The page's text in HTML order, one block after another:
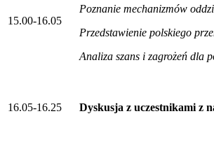
15.00-16.05
Poznanie mechanizmów
Przedstawienie polskiego
Analiza szans i zagrożeń dla
16.05-16.25 Dyskusja z uczestnikami z